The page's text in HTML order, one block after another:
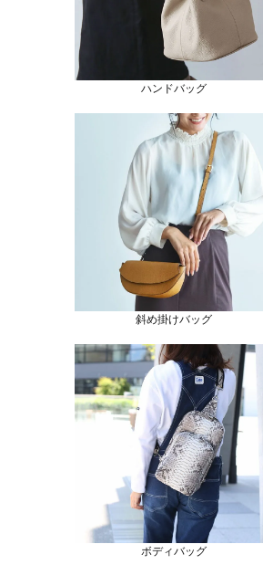
ハンドバッグ
斜め掛けバッグ
ボディバッグ